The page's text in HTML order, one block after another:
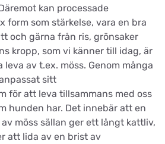
kan processade
form som stärkelse, vara en bra
och gärna från ris, grönsaker
kropp, som vi känner till idag, är
av t.ex. möss. Genom många
sitt
för att leva tillsammans med oss
hunden har. Det innebär att en
möss sällan ger ett långt kattliv,
att lida av en brist av